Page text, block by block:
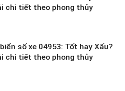
chi tiết theo phong thủy
số xe 04953: Tốt hay Xấu?
chi tiết theo phong thủy